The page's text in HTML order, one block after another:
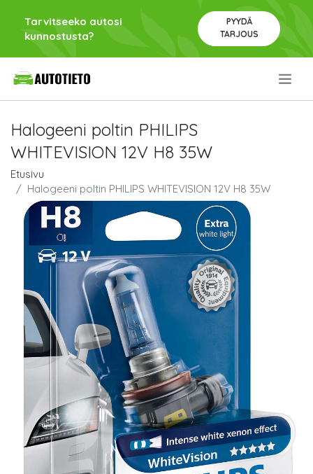
Tarvitseeko autosi
kunnostusta?
PYYDÄ
TARJOUS
Halogeeni poltin PHILIPS
WHITEVISION 12V H8 35W
Etusivu
Halogeeni poltin PHILIPS WHITEVISION 12V H8 35W